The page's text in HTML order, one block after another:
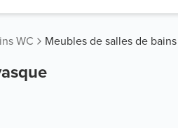
WC Meubles de salles de